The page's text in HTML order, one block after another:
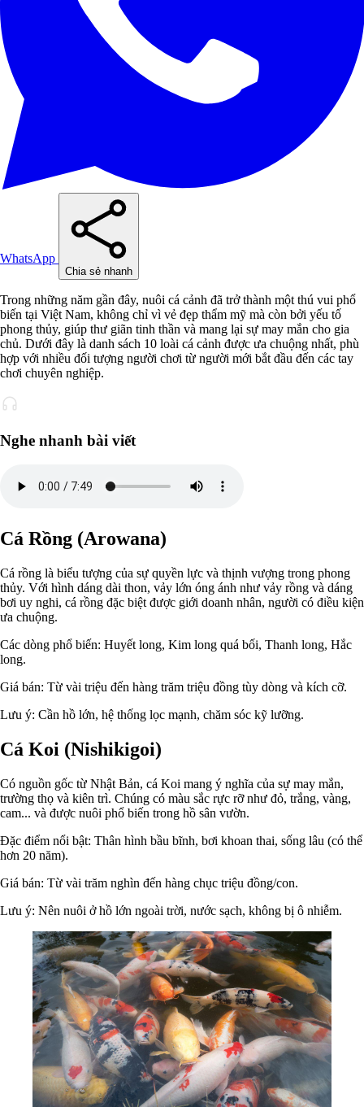
WhatsApp
Chia sẻ nhanh
Trong những năm gần đây, nuôi cá cảnh đã trở thành một thú vui phổ
biến tại Việt Nam, không chỉ vì vẻ đẹp thẩm mỹ mà còn bởi yếu tố
phong thủy, giúp thư giãn tinh thần và mang lại sự may mắn cho gia
chủ. Dưới đây là danh sách 10 loài cá cảnh được ưa chuộng nhất, phù
hợp với nhiều đối tượng người chơi từ người mới bắt đầu đến các tay
chơi chuyên nghiệp.
Nghe nhanh bài viết
Cá Rồng (Arowana)
Cá rồng là biểu tượng của sự quyền lực và thịnh vượng trong phong
thủy. Với hình dáng dài thon, vảy lớn óng ánh như vảy rồng và dáng
bơi uy nghi, cá rồng đặc biệt được giới doanh nhân, người có điều kiện
ưa chuộng.
Các dòng phổ biến: Huyết long, Kim long quá bối, Thanh long, Hắc
long.
Giá bán: Từ vài triệu đến hàng trăm triệu đồng tùy dòng và kích cỡ.
Lưu ý: Cần hồ lớn, hệ thống lọc mạnh, chăm sóc kỹ lưỡng.
Cá Koi (Nishikigoi)
Có nguồn gốc từ Nhật Bản, cá Koi mang ý nghĩa của sự may mắn,
trường thọ và kiên trì. Chúng có màu sắc rực rỡ như đỏ, trắng, vàng,
cam... và được nuôi phổ biến trong hồ sân vườn.
Đặc điểm nổi bật: Thân hình bầu bĩnh, bơi khoan thai, sống lâu (có thể
hơn 20 năm).
Giá bán: Từ vài trăm nghìn đến hàng chục triệu đồng/con.
Lưu ý: Nên nuôi ở hồ lớn ngoài trời, nước sạch, không bị ô nhiễm.